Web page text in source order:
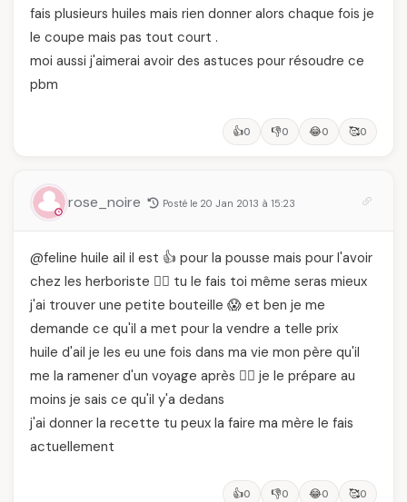
fais plusieurs huiles mais rien donner alors chaque fois je
le coupe mais pas tout court .
moi aussi j'aimerai avoir des astuces pour résoudre ce
pbm
👍0 👎0 😂0 🥰0
rose_noire Posté le 20 Jan 2013 à 15:23
@feline huile ail il est 👍 pour la pousse mais pour l'avoir
chez les herboriste 🙅‍♂️ tu le fais toi même seras mieux
j'ai trouver une petite bouteille 😱 et ben je me
demande ce qu'il a met pour la vendre a telle prix
huile d'ail je les eu une fois dans ma vie mon père qu'il
me la ramener d'un voyage après 🙅‍♂️ je le prépare au
moins je sais ce qu'il y'a dedans
j'ai donner la recette tu peux la faire ma mère le fais
actuellement
👍0 👎0 😂0 🥰0